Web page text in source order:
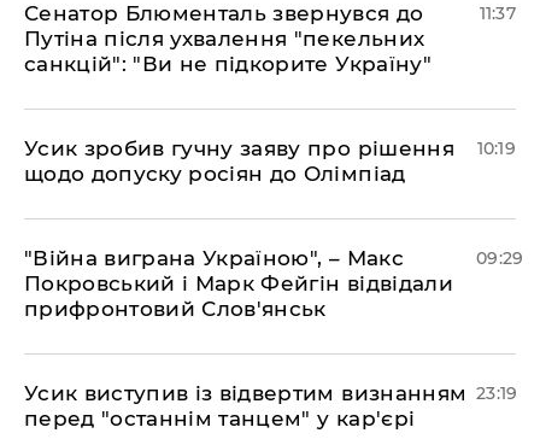
Сенатор Блюменталь звернувся до
Путіна після ухвалення "пекельних
санкцій": "Ви не підкорите Україну"
11:37
Усик зробив гучну заяву про рішення
щодо допуску росіян до Олімпіад
10:19
"Війна виграна Україною", – Макс
Покровський і Марк Фейгін відвідали
прифронтовий Слов'янськ
09:29
​Усик виступив із відвертим визнанням
перед "останнім танцем" у кар'єрі
23:19